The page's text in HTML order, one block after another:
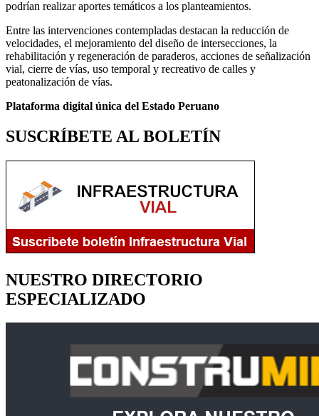
podrían realizar aportes temáticos a los planteamientos.
Entre las intervenciones contempladas destacan la reducción de
velocidades, el mejoramiento del diseño de intersecciones, la
rehabilitación y regeneración de paraderos, acciones de señalización
vial, cierre de vías, uso temporal y recreativo de calles y
peatonalización de vías.
Plataforma digital única del Estado Peruano
SUSCRÍBETE AL BOLETÍN
NUESTRO DIRECTORIO
ESPECIALIZADO